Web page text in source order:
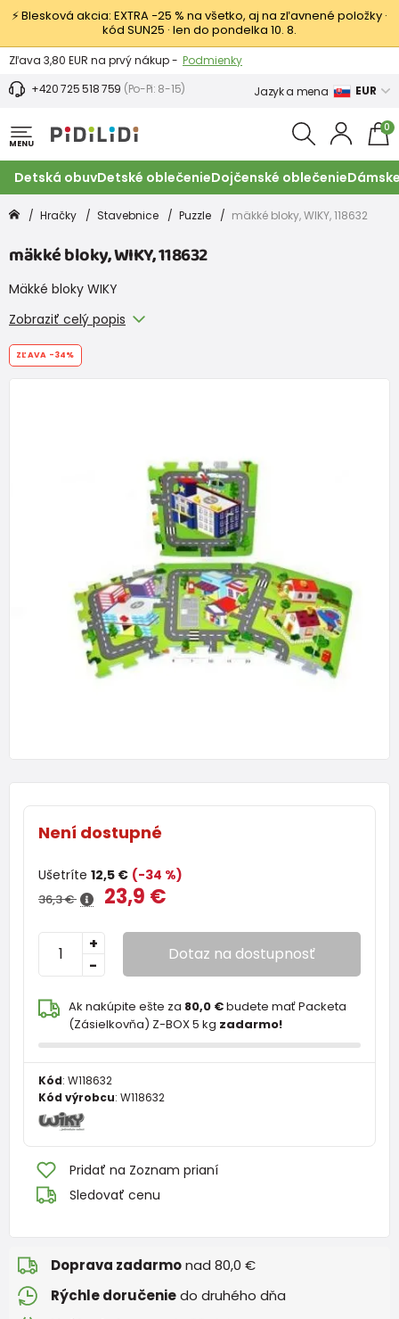
⚡ Blesková akcia: EXTRA −25 % na všetko, aj na zľavnené položky ·
kód SUN25 · len do pondelka 10. 8.
Výmena a vrátenie tovaru - Zobraziť
Zľava 3,80 EUR na prvý nákup - Podmienky
+420 725 518 759 (Po-Pi: 8-15) Jazyk a mena EUR
MENU
0
Detská obuvDetské oblečenieDojčenské oblečenie
Hračky Stavebnice Puzzle mäkké bloky, WIKY, 118632
mäkké bloky, WIKY, 118632
Mäkké bloky WIKY
Zobraziť celý popis
Není dostupné
Ušetríte 12,5 € (-34 %)
36,3 € 23,9 €
-
+ Dotaz na dostupnosť
Ak nakúpite ešte za 80,0 €budete mať Packeta
(Zásielkovňa) Z-BOX 5 kg zadarmo!
Kód: W118632
Kód výrobcu: W118632
Pridať na Zoznam prianí
Sledovať cenu
ZĽAVA -34%
Doprava zadarmonad 80,0 €
Rýchle doručeniedo druhého dňa